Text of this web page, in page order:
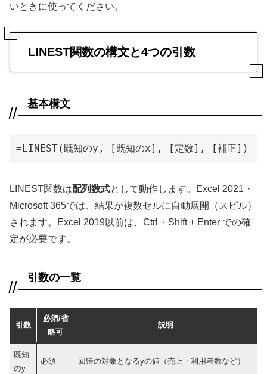
いときに使ってください。
LINEST関数の構文と4つの引数
基本構文
=LINEST(既知のy, [既知のx], [定数], [補正])
LINEST関数は配列数式として動作します。Excel 2021・
Microsoft 365では、結果が複数セルに自動展開（スピル）
されます。Excel 2019以前は、Ctrl + Shift + Enter での確
定が必要です。
引数の一覧
引数
必須/省
略可
説明
既知
のy
必須 回帰の対象となるyの値（売上・利用者数など）